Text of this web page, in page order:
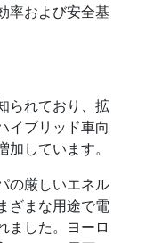
率および安全基
られており、拡
イブリッド車向
しています。
の厳しいエネル
ざまな用途で電
ました。ヨーロ